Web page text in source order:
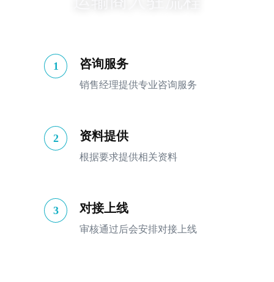
1 咨询服务
销售经理提供专业咨询服务
2 资料提供
根据要求提供相关资料
3 对接上线
审核通过后会安排对接上线